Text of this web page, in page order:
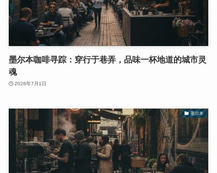
墨尔本咖啡寻踪：穿行于巷弄，品味一杯地道的城市灵
魂
2026年7月1日
墨尔本